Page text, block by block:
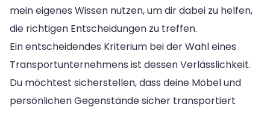
mein eigenes Wissen nutzen, um dir dabei zu helfen,
die richtigen Entscheidungen zu treffen.
Ein entscheidendes Kriterium bei der Wahl eines
Transportunternehmens ist dessen Verlässlichkeit.
Du möchtest sicherstellen, dass deine Möbel und
persönlichen Gegenstände sicher transportiert